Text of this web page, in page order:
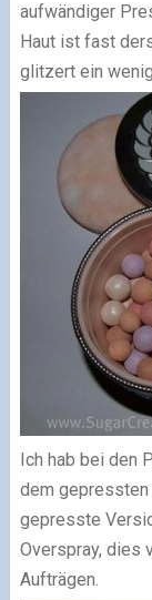
aufwändiger
Haut ist fast
glitzert ein
Ich hab bei den
dem
gepresste
Overspray, dies
Aufträgen.